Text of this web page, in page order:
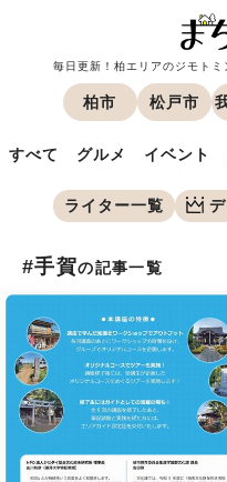
毎日更新！柏エリアのジモトミ
柏市 松戸市
すべて グルメ イベント
ライター一覧
#手賀の記事一覧